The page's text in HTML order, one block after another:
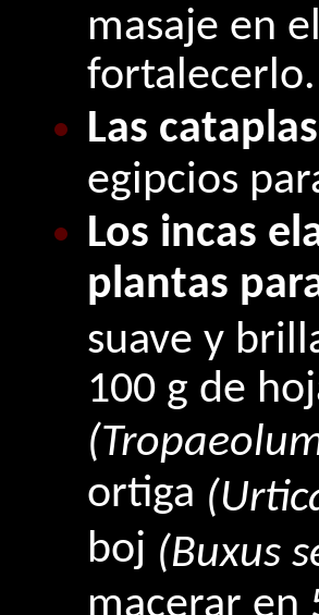
masaje en
fortalecerlo.
Las
egipcios
Los incas
plantas
suave y
100 g de
ortiga
boj (Buxus